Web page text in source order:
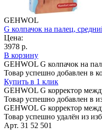
GEHWOL
G колпачок на палец,
Цена:
3978 р.
В корзину
GEHWOL G колпачок на
Товар успешно добавлен в
Купить в 1 клик
GEHWOL G корректор
Товар успешно добавлен в
GEHWOL G корректор
Товар успешно удалён из
Арт. 31 52 501